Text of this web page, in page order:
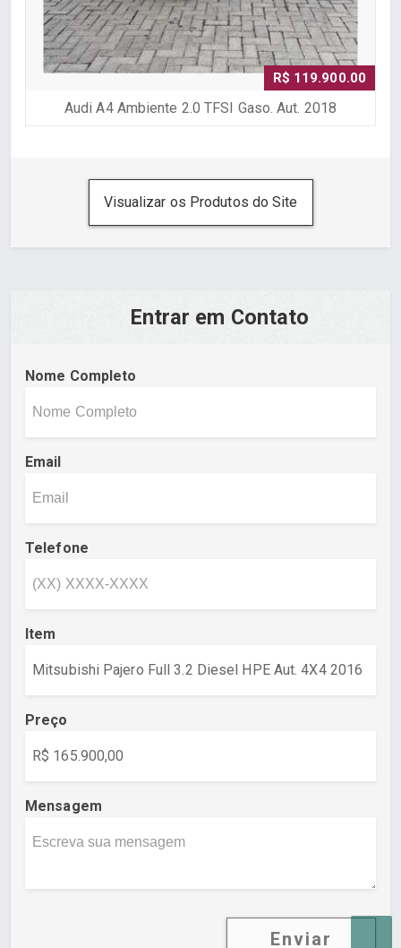
R$ 119.900.00
Audi A4 Ambiente 2.0 TFSI Gaso. Aut. 2018
Visualizar os Produtos do Site
Entrar em Contato
Nome Completo
Email
Telefone
Item
Preço
Mensagem
Enviar